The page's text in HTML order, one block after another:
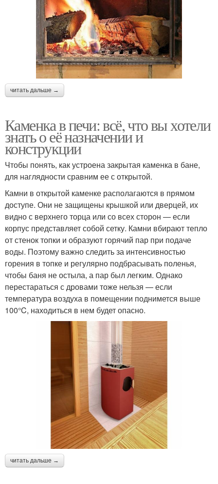
читать дальше →
Каменка в печи: всё, что вы хотели
знать о её назначении и
конструкции
Чтобы понять, как устроена закрытая каменка в бане,
для наглядности сравним ее с открытой.
Камни в открытой каменке располагаются в прямом
доступе. Они не защищены крышкой или дверцей, их
видно с верхнего торца или со всех сторон — если
корпус представляет собой сетку. Камни вбирают тепло
от стенок топки и образуют горячий пар при подаче
воды. Поэтому важно следить за интенсивностью
горения в топке и регулярно подбрасывать поленья,
чтобы баня не остыла, а пар был легким. Однако
перестараться с дровами тоже нельзя — если
температура воздуха в помещении поднимется выше
100°C, находиться в нем будет опасно.
читать дальше →